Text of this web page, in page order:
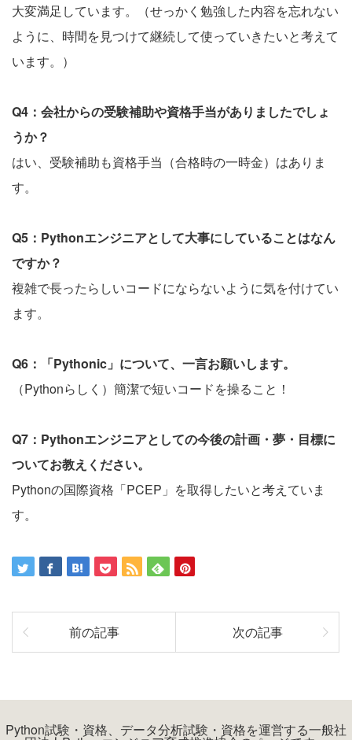
大変満足しています。（せっかく勉強した内容を忘れない
ように、時間を見つけて継続して使っていきたいと考えて
います。）
Q4：会社からの受験補助や資格手当がありましたでしょ
うか？
はい、受験補助も資格手当（合格時の一時金）はありま
す。
Q5：Pythonエンジニアとして大事にしていることはなん
ですか？
複雑で長ったらしいコードにならないように気を付けてい
ます。
Q6：「Pythonic」について、一言お願いします。
（Pythonらしく）簡潔で短いコードを操ること！
Q7：Pythonエンジニアとしての今後の計画・夢・目標に
ついてお教えください。
Pythonの国際資格「PCEP」を取得したいと考えていま
す。
前の記事 次の記事
Python試験・資格、データ分析試験・資格を運営する一般社